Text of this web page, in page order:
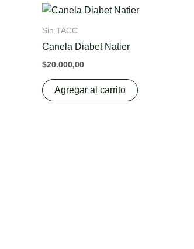
Sin TACC
Canela Diabet Natier
$20.000,00
Agregar al carrito